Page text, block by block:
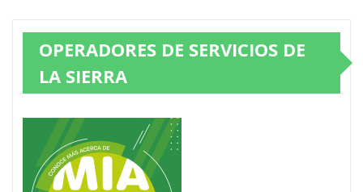
OPERADORES DE SERVICIOS DE
LA SIERRA